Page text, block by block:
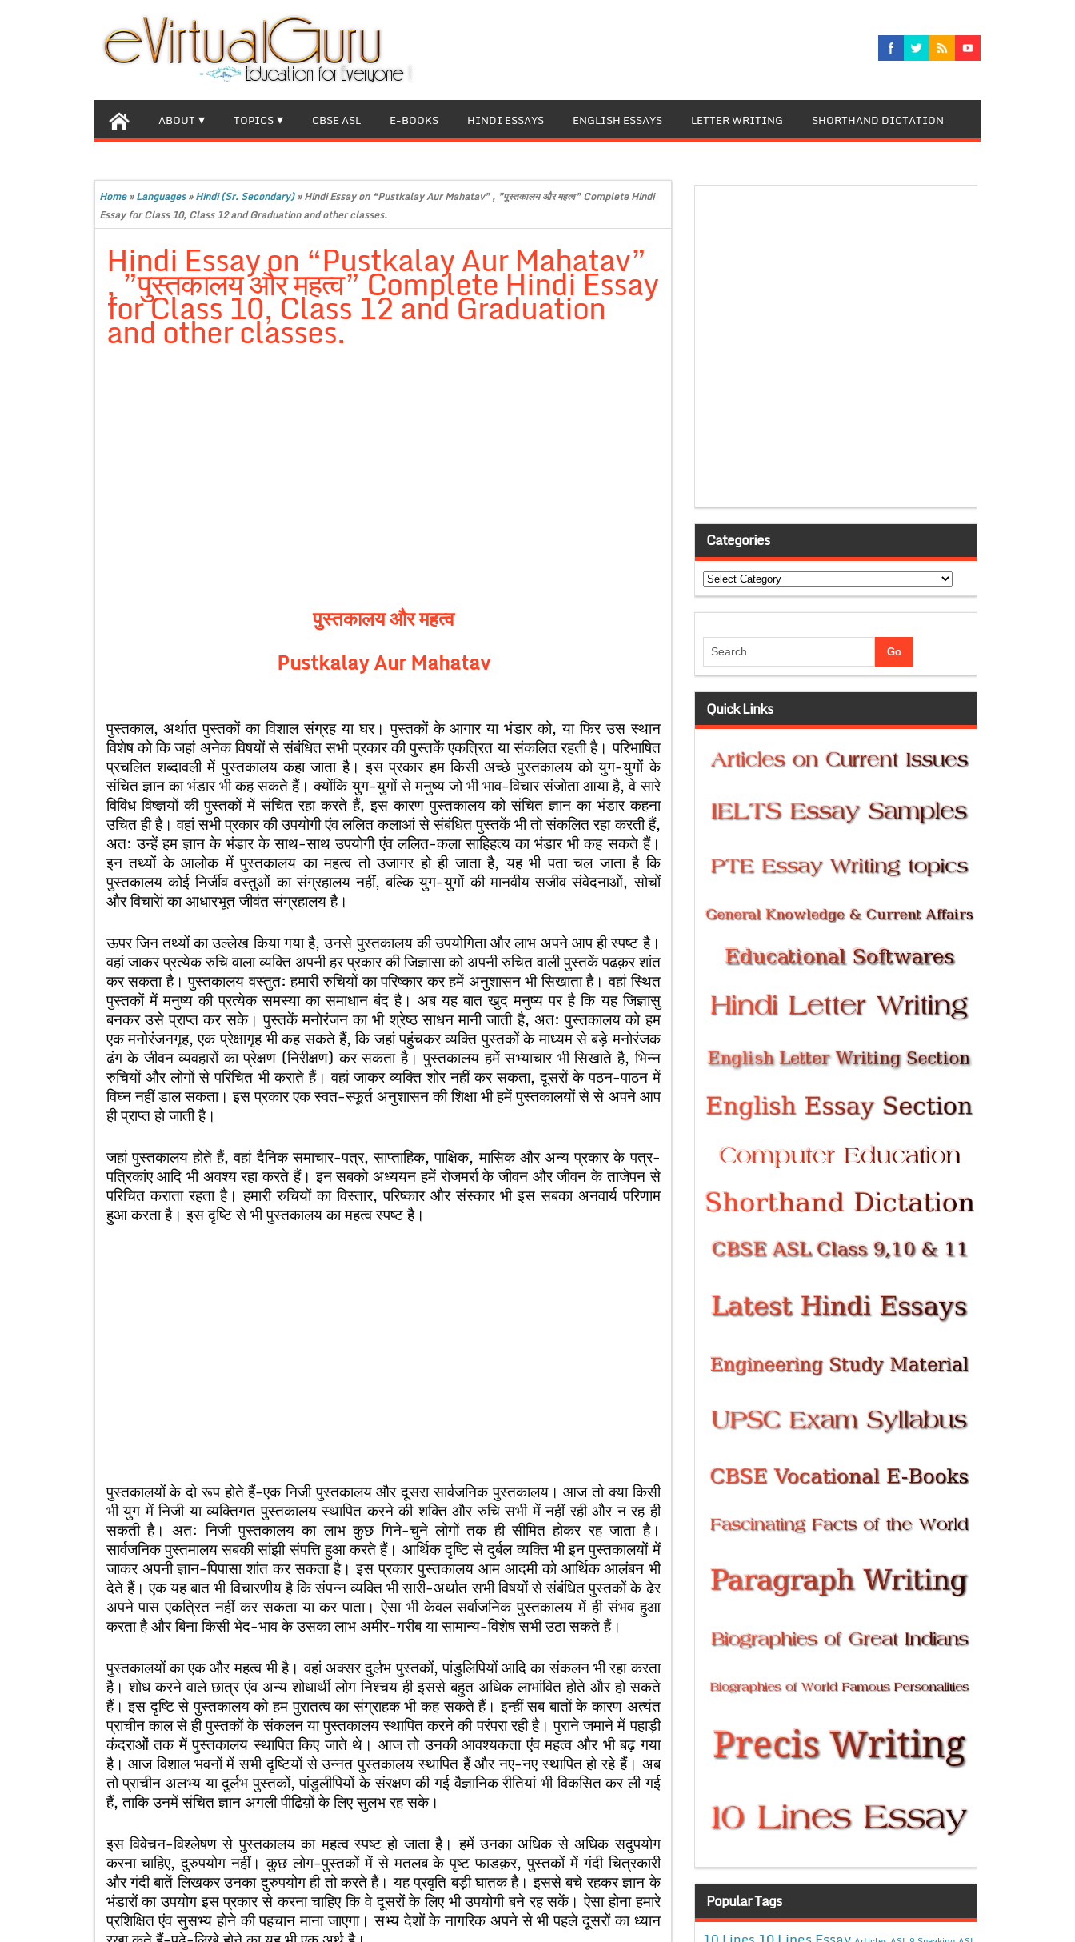
ABOUT TOPICS CBSE ASL E-BOOKS HINDI ESSAYS ENGLISH ESSAYS LETTER WRITING SHORTHAND DICTATION
Home»Languages»Hindi (Sr. Secondary)»Hindi Essay on “Pustkalay Aur Mahatav” , ”पुस्तकालय और महत्व” Complete Hindi
Essay for Class 10, Class 12 and Graduation and other classes.
Hindi Essay on “Pustkalay Aur Mahatav”
, ”पुस्तकालय और महत्व” Complete Hindi Essay
for Class 10, Class 12 and Graduation
and other classes.
पुस्तकालय और महत्व
Pustkalay Aur Mahatav
पुस्तकाल, अर्थात पुस्तकों का विशाल संग्रह या घर। पुस्तकों के आगार या भंडार को, या फिर उस स्थान
विशेष को कि जहां अनेक विषयों से संबंधित सभी प्रकार की पुस्तकें एकत्रित या संकलित रहती है। परिभाषित
प्रचलित शब्दावली में पुस्तकालय कहा जाता है। इस प्रकार हम किसी अच्छे पुस्तकालय को युग-युगों के
संचित ज्ञान का भंडार भी कह सकते हैं। क्योंकि युग-युगों से मनुष्य जो भी भाव-विचार संंजोता आया है, वे सारे
विविध विष्ज्ञयों की पुस्तकों में संचित रहा करते हैं, इस कारण पुस्तकालय को संचित ज्ञान का भंडार कहना
उचित ही है। वहां सभी प्रकार की उपयोगी एंव ललित कलाआं से संबंधित पुस्तकें भी तो संकलित रहा करती हैं,
अत: उन्हें हम ज्ञान के भंडार के साथ-साथ उपयोगी एंव ललित-कला साहिहत्य का भंडार भी कह सकते हैं।
इन तथ्यों के आलोक में पुस्तकालय का महत्व तो उजागर हो ही जाता है, यह भी पता चल जाता है कि
पुस्तकालय कोई निर्जीव वस्तुओं का संग्रहालय नहीं, बल्कि युग-युगों की मानवीय सजीव संवेदनाओं, सोचों
और विचारेां का आधारभूत जीवंत संग्रहालय है।
ऊपर जिन तथ्यों का उल्लेख किया गया है, उनसे पुस्तकालय की उपयोगिता और लाभ अपने आप ही स्पष्ट है।
वहां जाकर प्रत्येक रुचि वाला व्यक्ति अपनी हर प्रकार की जिज्ञासा को अपनी रुचित वाली पुस्तकें पढक़र शांत
कर सकता है। पुस्तकालय वस्तुत: हमारी रुचियों का परिष्कार कर हमें अनुशासन भी सिखाता है। वहां स्थित
पुस्तकों में मनुष्य की प्रत्येक समस्या का समाधान बंद है। अब यह बात खुद मनुष्य पर है कि यह जिज्ञासु
बनकर उसे प्राप्त कर सके। पुस्तकें मनोरंजन का भी श्रेष्ठ साधन मानी जाती है, अत: पुस्तकालय को हम
एक मनोरंजनगृह, एक प्रेक्षागृह भी कह सकते हैं, कि जहां पहुंचकर व्यक्ति पुस्तकों के माध्यम से बड़े मनोरंजक
ढंग के जीवन व्यवहारों का प्रेक्षण (निरीक्षण) कर सकता है। पुस्तकालय हमें सभ्याचार भी सिखाते है, भिन्न
रुचियों और लोगों से परिचित भी कराते हैं। वहां जाकर व्यक्ति शोर नहीं कर सकता, दूसरों के पठन-पाठन में
विघ्न नहीं डाल सकता। इस प्रकार एक स्वत-स्फूर्त अनुशासन की शिक्षा भी हमें पुस्तकालयों से से अपने आप
ही प्राप्त हो जाती है।
जहां पुस्तकालय होते हैं, वहां दैनिक समाचार-पत्र, साप्ताहिक, पाक्षिक, मासिक और अन्य प्रकार के पत्र-
पत्रिकांए आदि भी अवश्य रहा करते हैं। इन सबको अध्ययन हमें रोजमर्रा के जीवन और जीवन के ताजेपन से
परिचित कराता रहता है। हमारी रुचियों का विस्तार, परिष्कार और संस्कार भी इस सबका अनवार्य परिणाम
हुआ करता है। इस दृष्टि से भी पुस्तकालय का महत्व स्पष्ट है।
पुस्तकालयों के दो रूप होते हैं-एक निजी पुस्तकालय और दूसरा सार्वजनिक पुस्तकालय। आज तो क्या किसी
भी युग में निजी या व्यक्तिगत पुस्तकालय स्थापित करने की शक्ति और रुचि सभी में नहीं रही और न रह ही
सकती है। अत: निजी पुस्तकालय का लाभ कुछ गिने-चुने लोगों तक ही सीमित होकर रह जाता है।
सार्वजनिक पुस्तमालय सबकी सांझी संपत्ति हुआ करते हैं। आर्थिक दृष्टि से दुर्बल व्यक्ति भी इन पुस्तकालयों में
जाकर अपनी ज्ञान-पिपासा शांत कर सकता है। इस प्रकार पुस्तकालय आम आदमी को आर्थिक आलंबन भी
देते हैं। एक यह बात भी विचारणीय है कि संपन्न व्यक्ति भी सारी-अर्थात सभी विषयों से संबंधित पुस्तकों के ढेर
अपने पास एकत्रित नहीं कर सकता या कर पाता। ऐसा भी केवल सर्वाजनिक पुस्तकालय में ही संभव हुआ
करता है और बिना किसी भेद-भाव के उसका लाभ अमीर-गरीब या सामान्य-विशेष सभी उठा सकते हैं।
पुस्तकालयों का एक और महत्व भी है। वहां अक्सर दुर्लभ पुस्तकों, पांडुलिपियों आदि का संकलन भी रहा करता
है। शोध करने वाले छात्र एंव अन्य शोधार्थी लोग निश्चय ही इससे बहुत अधिक लाभांवित होते और हो सकते
हैं। इस दृष्टि से पुस्तकालय को हम पुरातत्व का संग्राहक भी कह सकते हैं। इन्हीं सब बातों के कारण अत्यंत
प्राचीन काल से ही पुस्तकों के संकलन या पुस्तकालय स्थापित करने की परंपरा रही है। पुराने जमाने में पहाड़ी
कंदराओं तक में पुस्तकालय स्थापित किए जाते थे। आज तो उनकी आवश्यकता एंव महत्व और भी बढ़ गया
है। आज विशाल भवनों में सभी दृष्टियों से उन्नत पुस्तकालय स्थापित हैं और नए-नए स्थापित हो रहे हैं। अब
तो प्राचीन अलभ्य या दुर्लभ पुस्तकों, पांडुलीपियों के संरक्षण की गई वैज्ञानिक रीतियां भी विकसित कर ली गई
हैं, ताकि उनमें संचित ज्ञान अगली पीढिय़ों के लिए सुलभ रह सके।
इस विवेचन-विश्लेषण से पुस्तकालय का महत्व स्पष्ट हो जाता है। हमें उनका अधिक से अधिक सदुपयोग
करना चाहिए, दुरुपयोग नहीं। कुछ लोग-पुस्तकों में से मतलब के पृष्ट फाडक़र, पुस्तकों में गंदी चित्रकारी
और गंदी बातें लिखकर उनका दुरुपयोग ही तो करते हैं। यह प्रवृति बड़ी घातक है। इससे बचे रहकर ज्ञान के
भंडारों का उपयोग इस प्रकार से करना चाहिए कि वे दूसरों के लिए भी उपयोगी बने रह सकें। ऐसा होना हमारे
प्रशिक्षित एंव सुसभ्य होने की पहचान माना जाएगा। सभ्य देशों के नागरिक अपने से भी पहले दूसरों का ध्यान
Categories
Categories
Quick Links
Popular Tags